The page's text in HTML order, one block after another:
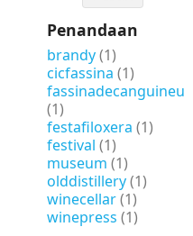
Penandaan
brandy(1)
cicfassina (1)
fassinadecanguineu
(1)
festafiloxera (1)
festival (1)
museum (1)
olddistillery(1)
winecellar(1)
winepress (1)